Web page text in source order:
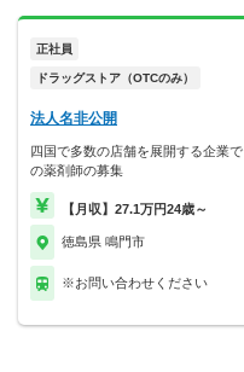
正社員
ドラッグストア（OTCのみ）
法人名非公開
四国で多数の店舗を展開する企業で
の薬剤師の募集
【月収】27.1万円24歳～
徳島県 鳴門市
※お問い合わせください